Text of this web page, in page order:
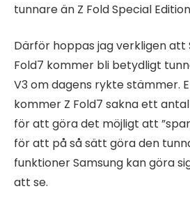
tunnare än Z Fold Special
Därför hoppas jag verkligen att
Fold7 kommer bli betydligt
V3 om dagens rykte stämmer.
kommer Z Fold7 sakna ett
för att göra det möjligt att
för att på så sätt göra den
funktioner Samsung kan göra
att se.